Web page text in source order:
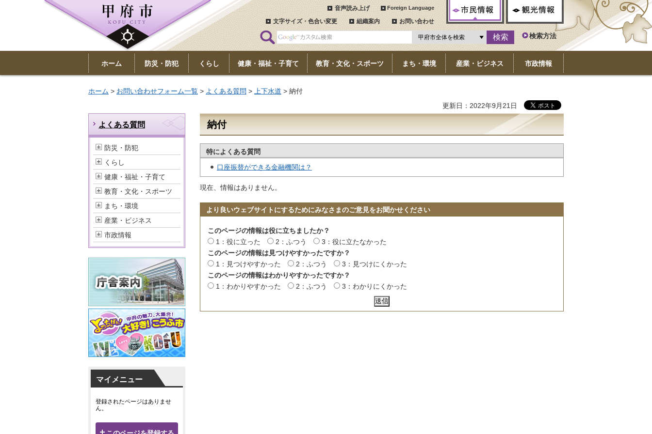
音声読み上げ Foreign Language
文字サイズ・色合い変更 組織案内 お問い合わせ
検索方法
ホーム 防災・防犯 くらし 健康・福祉・子育て 教育・文化・スポーツ まち・環境 産業・ビジネス 市政情報
ホーム > お問い合わせフォーム一覧 > よくある質問 > 上下水道 > 納付
更新日：2022年9月21日
よくある質問
防災・防犯
くらし
健康・福祉・子育て
教育・文化・スポーツ
まち・環境
産業・ビジネス
市政情報
マイメニュー
登録されたページはありませ
ん。
納付
特によくある質問
口座振替ができる金融機関は？
現在、情報はありません。
より良いウェブサイトにするためにみなさまのご意見をお聞かせください
このページの情報は役に立ちましたか？
1：役に立った
2：ふつう
3：役に立たなかった
このページの情報は見つけやすかったですか？
1：見つけやすかった
2：ふつう
3：見つけにくかった
このページの情報はわかりやすかったですか？
1：わかりやすかった
2：ふつう 3：わかりにくかった